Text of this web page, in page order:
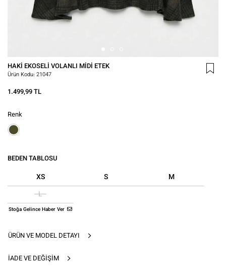
ÜRÜN VE MODEL DETAYI
İADE VE DEĞIŞIM
HAKI EKOSELI VOLANLI MIDI ETEK
Ürün Kodu: 21047
1.499,99 TL
Renk
BEDEN TABLOSU
XS S M
Stoğa Gelince Haber Ver
L